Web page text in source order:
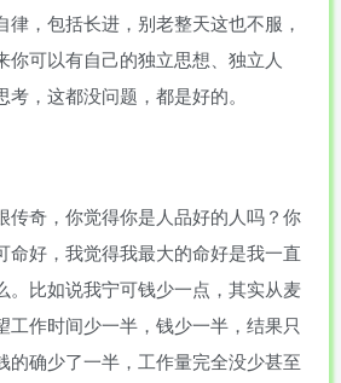
，包括长进，别老整天这也不服，
你可以有自己的独立思想、独立人
，这都没问题，都是好的。
传奇，你觉得你是人品好的人吗？你
命好，我觉得我最大的命好是我一直
。比如说我宁可钱少一点，其实从麦
工作时间少一半，钱少一半，结果只
的确少了一半，工作量完全没少甚至